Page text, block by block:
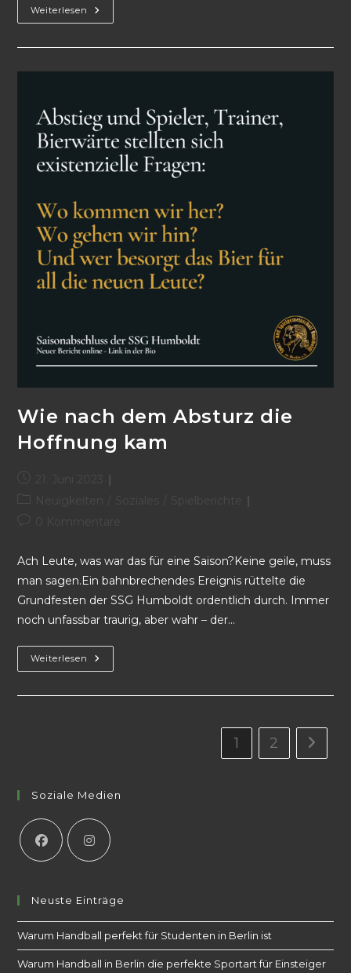
Weiterlesen
Wie nach dem Absturz die
Hoffnung kam
21. Juni 2023
Neuigkeiten
Spielberichte
0 Kommentare
Ach Leute, was war das für eine Saison?Keine geile, muss
man sagen.Ein bahnbrechendes Ereignis rüttelte die
Grundfesten der SSG Humboldt ordentlich durch. Immer
noch unfassbar traurig, aber wahr – der…
Weiterlesen
1 2
Soziale Medien
Neuste Einträge
Warum Handball perfekt für Studenten in Berlin ist
Warum Handball in Berlin die perfekte Sportart für Einsteiger